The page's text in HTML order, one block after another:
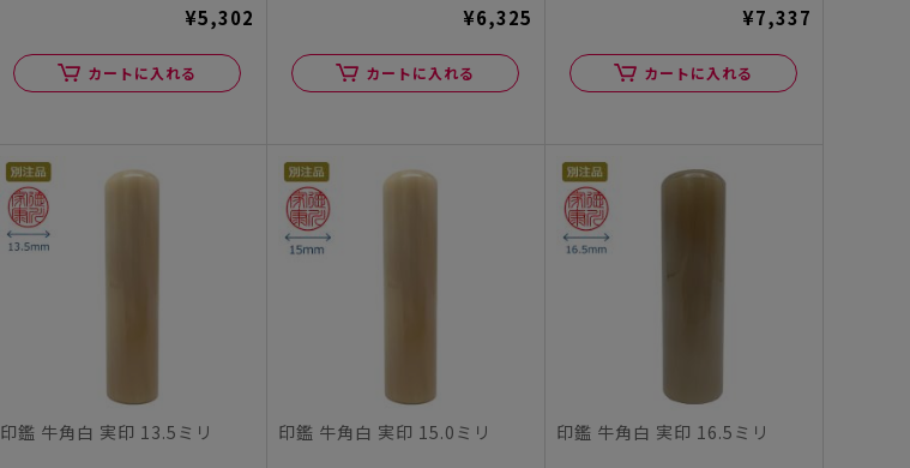
¥5,302
カートに入れる
¥6,325
カートに入れる
¥7,337
カートに入れる
印鑑 牛角白 実印 13.5ミリ 印鑑 牛角白 実印 15.0ミリ 印鑑 牛角白 実印 16.5ミリ